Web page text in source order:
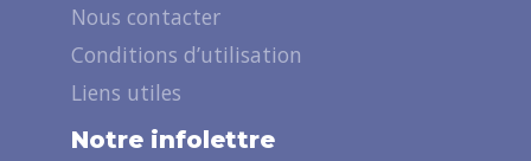
Nous contacter
Conditions d’utilisation
Liens utiles
Notre infolettre